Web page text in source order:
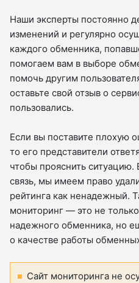
Наши эксперты постоянно
изменений и регулярно
каждого обменника,
помогаем вам в выборе
помочь другим
оставьте свой отзыв о
пользовались.
Если вы поставите плохую
то его представители
чтобы прояснить
связь, мы имеем право
рейтинга как ненадежный.
мониторинг — это не
надежного обменника, но
о качестве работы
Сайт мониторинга не